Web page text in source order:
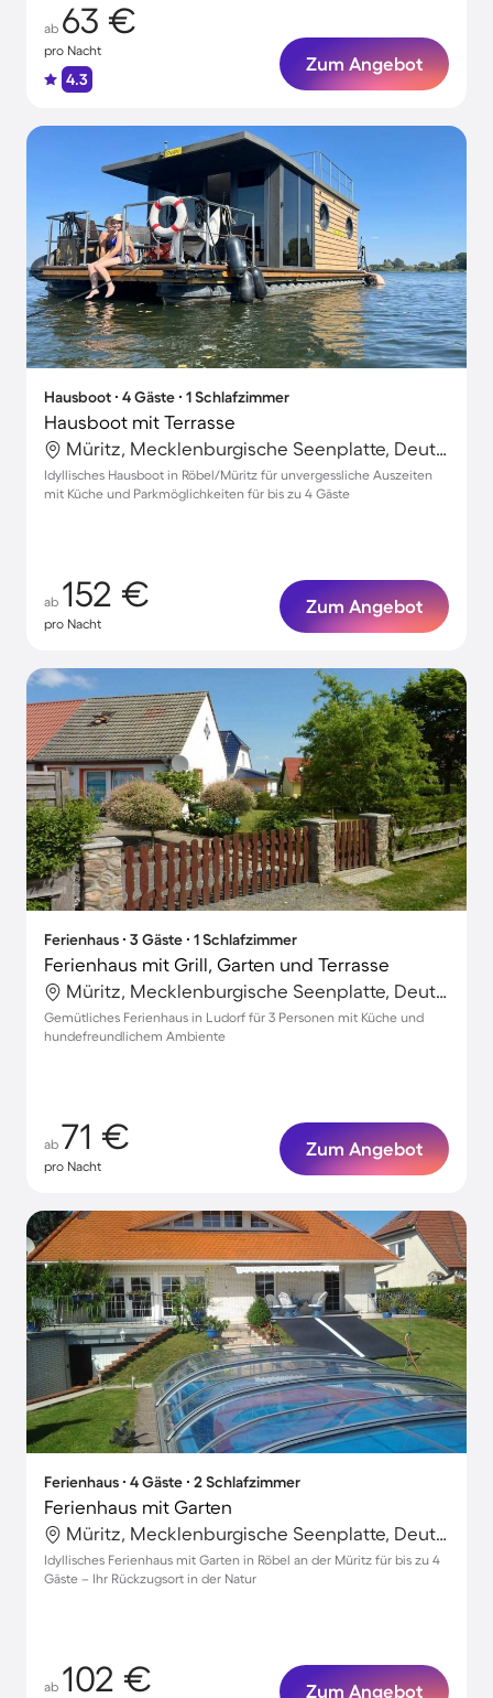
ab 63 €
pro Nacht
4.3
Zum Angebot
Hausboot ∙ 4 Gäste ∙ 1 Schlafzimmer
Hausboot mit Terrasse
Müritz, Mecklenburgische Seenplatte, Deutschland
Idyllisches Hausboot in Röbel/Müritz für unvergessliche Auszeiten
mit Küche und Parkmöglichkeiten für bis zu 4 Gäste
ab 152 €
pro Nacht
Zum Angebot
Ferienhaus ∙ 3 Gäste ∙ 1 Schlafzimmer
Ferienhaus mit Grill, Garten und Terrasse
Müritz, Mecklenburgische Seenplatte, Deutschland
Gemütliches Ferienhaus in Ludorf für 3 Personen mit Küche und
hundefreundlichem Ambiente
ab 71 €
pro Nacht
Zum Angebot
Ferienhaus ∙ 4 Gäste ∙ 2 Schlafzimmer
Ferienhaus mit Garten
Müritz, Mecklenburgische Seenplatte, Deutschland
Idyllisches Ferienhaus mit Garten in Röbel an der Müritz für bis zu 4
Gäste – Ihr Rückzugsort in der Natur
ab 102 € Zum Angebot